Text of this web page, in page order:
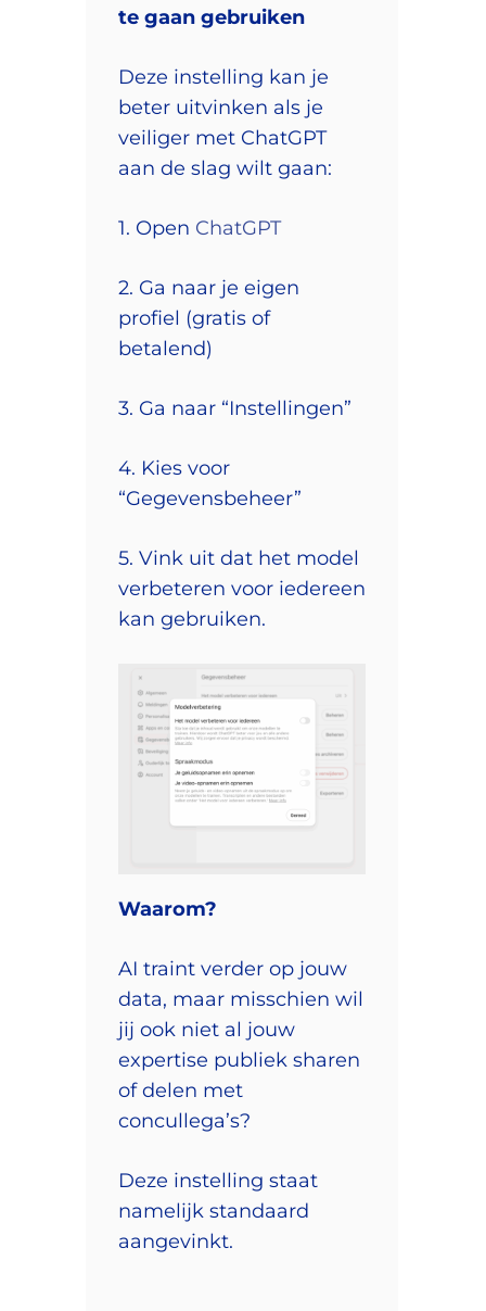
te gaan gebruiken
Deze instelling kan je
beter uitvinken als je
veiliger met ChatGPT
aan de slag wilt gaan:
1. Open ChatGPT
2. Ga naar je eigen
profiel (gratis of
betalend)
3. Ga naar “Instellingen”
4. Kies voor
“Gegevensbeheer”
5. Vink uit dat het model
verbeteren voor iedereen
kan gebruiken.
Waarom?
AI traint verder op jouw
data, maar misschien wil
jij ook niet al jouw
expertise publiek sharen
of delen met
concullega’s?
Deze instelling staat
namelijk standaard
aangevinkt.